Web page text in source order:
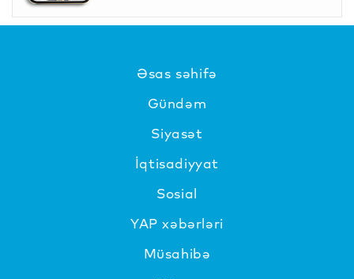
Əsas səhifə
Gündəm
Siyasət
İqtisadiyyat
Sosial
YAP xəbərləri
Müsahibə